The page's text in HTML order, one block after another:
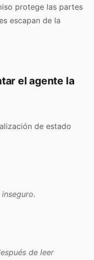
protege las partes
escapan de la
el agente la
de estado
de leer